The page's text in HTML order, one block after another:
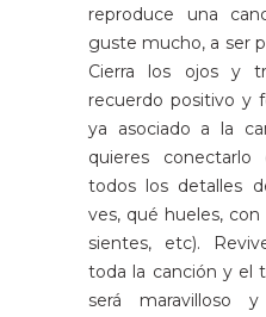
reproduce una
guste mucho, a ser
Cierra los ojos y
recuerdo positivo y
ya asociado a la
quieres
todos los detalles
ves, qué hueles,
sientes, etc).
toda la canción y el
será maravilloso